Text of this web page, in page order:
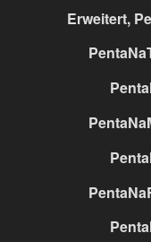
Erweitert,